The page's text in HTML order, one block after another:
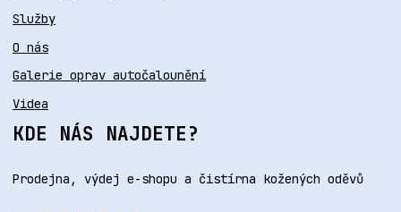
Služby
O nás
Galerie oprav autočalounění
Videa
KDE NÁS NAJDETE?
Prodejna, výdej e-shopu a čistírna kožených oděvů